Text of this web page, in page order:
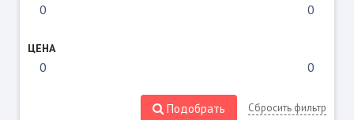
ЦЕНА
Подобрать Сбросить фильтр